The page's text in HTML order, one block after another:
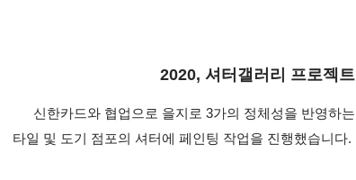
2020, 셔터갤러리 프로젝트
신한카드와 협업으로 을지로 3가의 정체성을 반영하는
타일 및 도기 점포의 셔터에 페인팅 작업을 진행했습니다.